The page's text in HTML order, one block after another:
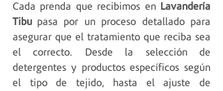
Cada prenda que recibimos en Lavandería
Tibu pasa por un proceso detallado para
asegurar que el tratamiento que reciba sea
el correcto. Desde la selección de
detergentes y productos específicos según
el tipo de tejido, hasta el ajuste de